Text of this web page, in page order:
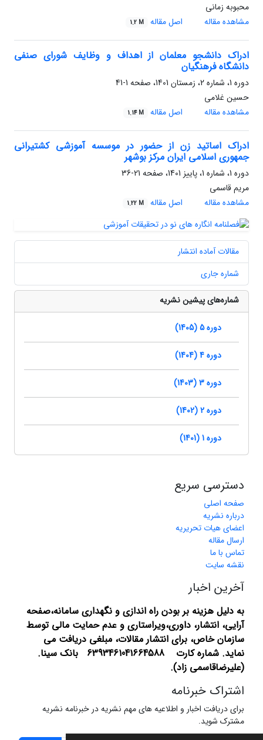
محبوبه زمانی
مشاهده مقاله
اصل مقاله 1.2 M
ادراک دانشجو معلمان از اهداف و وظایف شورای صنفی
دانشگاه فرهنگیان
دوره 1، شماره 2، زمستان 1401، صفحه
1-41
حسین غلامی
مشاهده مقاله
اصل مقاله 1.14 M
ادراک اساتید زن از حضور در موسسه آموزشی کشتیرانی
جمهوری اسلامی ایران مرکز بوشهر
دوره 1، شماره 1، پاییز 1401، صفحه
21-36
مریم قاسمی
مشاهده مقاله
اصل مقاله 1.22 M
مقالات آماده انتشار
شماره جاری
شماره‌های پیشین نشریه
دوره 5 (1405)
دوره 4 (1404)
دوره 3 (1403)
دوره 2 (1402)
دوره 1 (1401)
دسترسی سریع
صفحه اصلی
درباره نشریه
اعضای هیات تحریریه
ارسال مقاله
تماس با ما
نقشه سایت
آخرین اخبار
به دلیل هزینه بر بودن راه اندازی و نگهداری سامانه،صفحه
آرایی، انتشار، داوری،ویراستاری و عدم حمایت مالی توسط
سازمان خاص، برای انتشار مقالات، مبلغی دریافت می
نماید.
شماره کارت 6393461041664588 بانک سینا.
(علیرضاقاسمی زاد).
اشتراک خبرنامه
برای دریافت اخبار و اطلاعیه های مهم نشریه در خبرنامه نشریه
مشترک شوید.